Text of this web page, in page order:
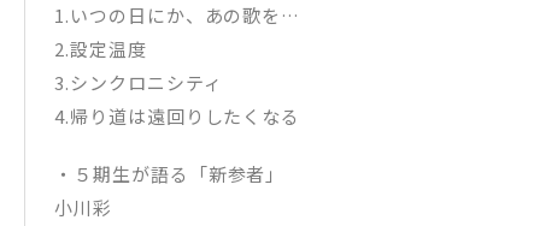
1.いつの日にか、あの歌を…
2.設定温度
3.シンクロニシティ
4.帰り道は遠回りしたくなる
・５期生が語る「新参者」
小川彩